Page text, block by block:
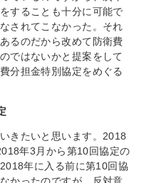
することも十分に可能で
されてこなかった。それ
るのだから改めて防衛費
ではないかと提案をして
分担金特別協定をめぐる
きたいと思います。2018
年3月から第10回協定の
年に入る前に第10回協